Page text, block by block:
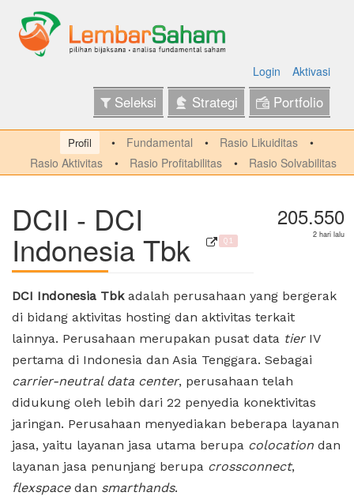
Login Aktivasi
Seleksi Strategi Portfolio
Profil Fundamental
Rasio Likuiditas
Rasio Aktivitas
Rasio Profitabilitas Rasio Solvabilitas
DCII - DCI
Indonesia Tbk Q1
205.550
2 hari lalu
DCI Indonesia Tbkadalah perusahaan yang bergerak
di bidang aktivitas hosting dan aktivitas terkait
lainnya. Perusahaan merupakan pusat data tier IV
pertama di Indonesia dan Asia Tenggara. Sebagai
carrier-neutral data center, perusahaan telah
didukung oleh lebih dari 22 penyedia konektivitas
jaringan. Perusahaan menyediakan beberapa layanan
jasa, yaitu layanan jasa utama berupa colocation dan
layanan jasa penunjang berupa crossconnect,
flexspacedan smarthands.